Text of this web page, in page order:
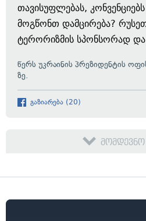
თავისუფლებას,
მოგწონთ დამცირება?
ტერორიზმის სპონსორად და
წერს უკრაინის პრეზიდენტის
ზე.
გაზიარება (20)
მომდევნო